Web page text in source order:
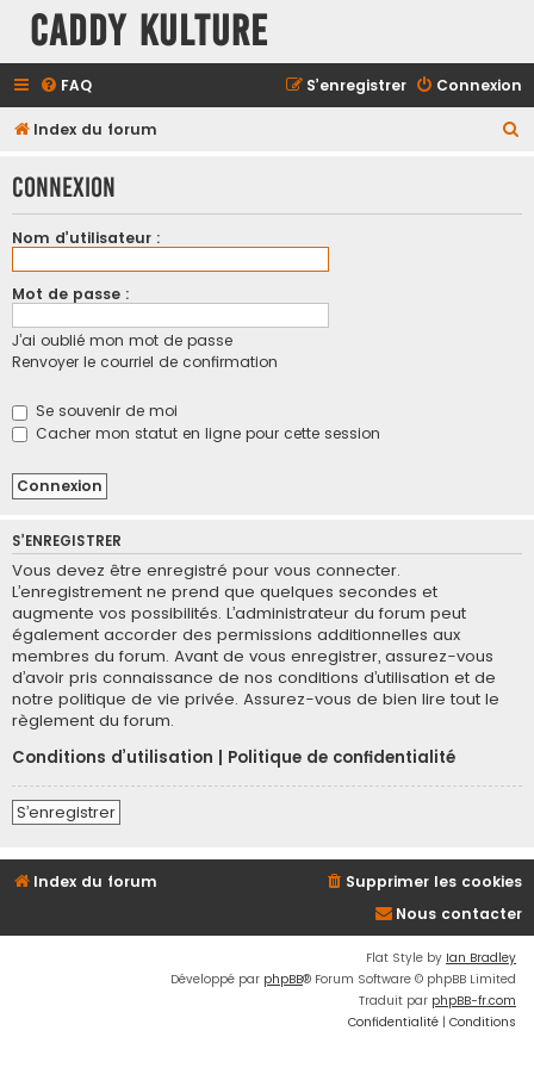
Caddy Kulture
FAQ Connexion
S’enregistrer
Index du forum
h
Connexion
Nom d’utilisateur :
Mot de passe :
J’ai oublié mon mot de passe
Renvoyer le courriel de confirmation
Se souvenir de moi
Cacher mon statut en ligne pour cette session
S’ENREGISTRER
Vous devez être enregistré pour vous connecter.
L’enregistrement ne prend que quelques secondes et
augmente vos possibilités. L’administrateur du forum peut
également accorder des permissions additionnelles aux
membres du forum. Avant de vous enregistrer, assurez-vous
d’avoir pris connaissance de nos conditions d’utilisation et de
notre politique de vie privée. Assurez-vous de bien lire tout le
règlement du forum.
Conditions d’utilisation
Politique de confidentialité
S’enregistrer
Index du forum
Supprimer les cookies
Nous contacter
Flat Style by Ian Bradley
Développé par phpBB® Forum Software © phpBB Limited
Traduit par phpBB-fr.com
Confidentialité | Conditions